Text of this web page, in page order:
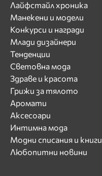
Лайфстайл хроника
Манекени и модели
Конкурси и награди
Млади дизайнери
Тенденции
Световна мода
Здраве и красота
Грижи за тялото
Аромати
Аксесоари
Интимна мода
Модни списания и книги
Любопитни новини